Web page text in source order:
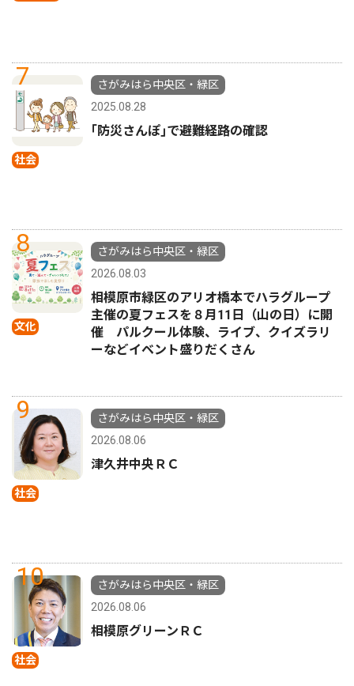
7
社会
さがみはら中央区・緑区
2025.08.28
｢防災さんぽ｣で避難経路の確認
8
文化
さがみはら中央区・緑区
2026.08.03
相模原市緑区のアリオ橋本でハラグループ
主催の夏フェスを８月11日（山の日）に開
催 パルクール体験、ライブ、クイズラリ
ーなどイベント盛りだくさん
9
社会
さがみはら中央区・緑区
2026.08.06
津久井中央ＲＣ
10
社会
さがみはら中央区・緑区
2026.08.06
相模原グリーンＲＣ